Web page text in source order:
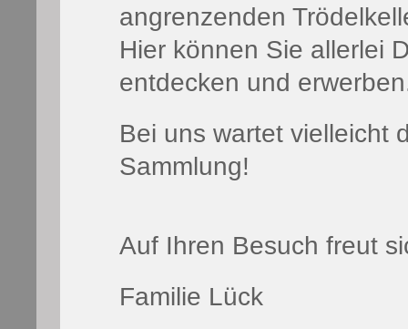
angrenzenden
Hier können Sie allerlei
entdecken und
Bei uns wartet vielleicht
Sammlung!
Auf Ihren Besuch freut
Familie Lück